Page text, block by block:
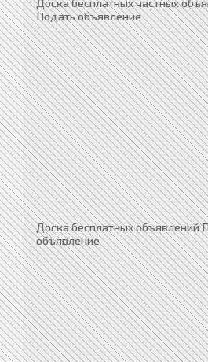
Подать объявление
Доска бесплатных объявлений
объявление